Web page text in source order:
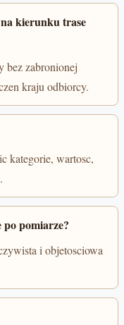
kierunku trase
bez zabronionej
kraju odbiorcy.
kategorie, wartosc,
po pomiarze?
i objetosciowa